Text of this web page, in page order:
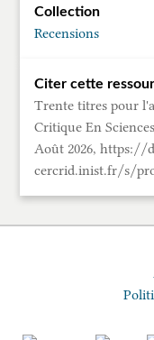
Collection
Recensions
Citer cette
Trente titres pour
Critique En
Août 2026, https://
cercrid.inist.fr/s/